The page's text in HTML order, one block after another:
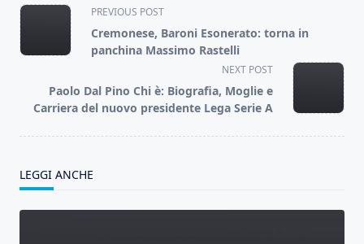
<span
class="nav-
subtitle
reader-
text">Page</span>
PREVIOUS POST
Cremonese, Baroni Esonerato: torna in
panchina Massimo Rastelli
NEXT POST
Paolo Dal Pino Chi è: Biografia, Moglie e
Carriera del nuovo presidente Lega Serie A
LEGGI ANCHE